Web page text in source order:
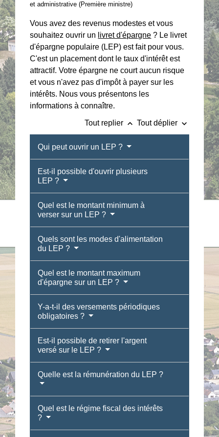
et administrative (Première ministre)
Vous avez des revenus modestes et vous
souhaitez ouvrir un livret d'épargne ? Le livret
d'épargne populaire (LEP) est fait pour vous.
C'est un placement dont le taux d'intérêt est
attractif. Votre épargne ne court aucun risque
et vous n'avez pas d'impôt à payer sur les
intérêts. Nous vous présentons les
informations à connaître.
Tout replier keyboard_arrow_up Tout déplier keyboard_arrow_down
Qui peut ouvrir un LEP ?
Est-il possible d'ouvrir plusieurs
LEP ?
Quel est le montant minimum à
verser sur un LEP ?
Quels sont les modes d'alimentation
du LEP ?
Quel est le montant maximum
d'épargne sur un LEP ?
Y-a-t-il des versements périodiques
obligatoires ?
Est-il possible de retirer l'argent
versé sur le LEP ?
Quelle est la rémunération du LEP ?
Quel est le régime fiscal des intérêts
?